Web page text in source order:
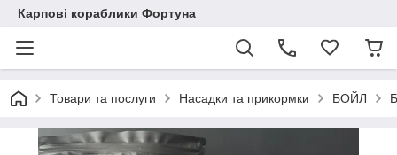
Карпові кораблики Фортуна
Товари та послуги Насадки та прикормки БОЙЛ